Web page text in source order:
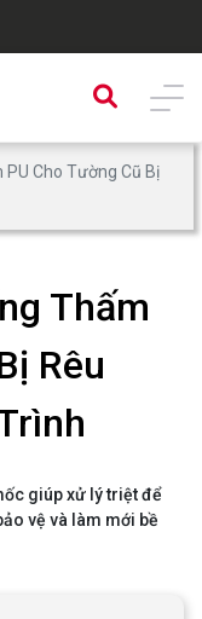
Cho Tường Cũ Bị
Thấm
Rêu
giúp xử lý triệt để
vệ và làm mới bề